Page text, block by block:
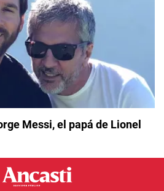
Messi, el papá de Lionel